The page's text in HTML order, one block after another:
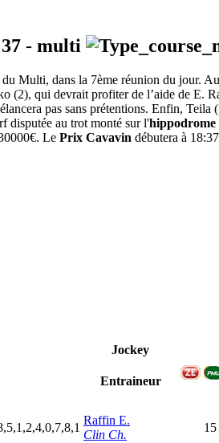
- multi
Multi, dans la 7ème réunion du jour.
qui devrait profiter de l’aide de E.
pas sans prétentions. Enfin,
disputée au trot monté sur l'hippodrome
Le Prix Cavavin débutera à
Jockey
Entraineur
Raffin E.
Clin Ch.
15